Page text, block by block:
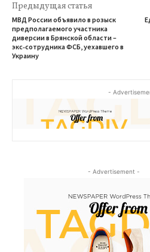
Предыдущая статья
МВД России объявило в розыск
предполагаемого участника
диверсии в Брянской области –
экс‑сотрудника ФСБ, уехавшего в
Украину
-
- Advertisement -